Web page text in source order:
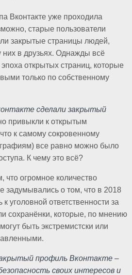
Вконтакте уже проходила
старые пользователи
закрытые страницы людей,
них в друзьях. Однажды всё
открытых страниц, которые
только по собственному
сделали закрытый
привыкли к открытым
к самому сокровенному
все равно можно было
К чему это всё?
что огромное количество
задумывались о том, что в 2018
к уголовной ответственности за
сохранёнки, которые, по мнению
быть экстремистски или
профиль Вконтакте –
своих интересов и